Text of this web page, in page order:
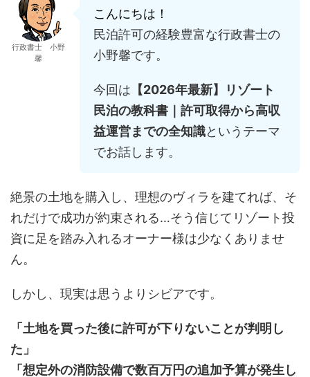
行政書士 小野
馨
こんにちは！
民泊許可の経験豊富な行政書士の
小野馨です。
今回は 【2026年最新】リゾート
民泊の教科書｜許可取得から高収
益運営までの全知識というテーマ
でお話します。
絶景の土地を購入し、理想のヴィラを建てれば、そ
れだけで成功が約束される…そう信じてリゾート投
資に足を踏み入れるオーナー様は少なくありませ
ん。
しかし、現実は思うよりシビアです。
「土地を買った後に許可が下りないことが判明し
た」
「想定外の消防設備で数百万円の追加予算が発生し